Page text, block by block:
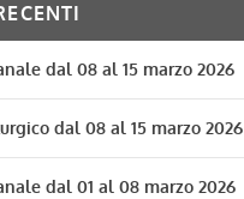
dal 08 al 15 marzo 2026
dal 08 al 15 marzo 2026
dal 01 al 08 marzo 2026